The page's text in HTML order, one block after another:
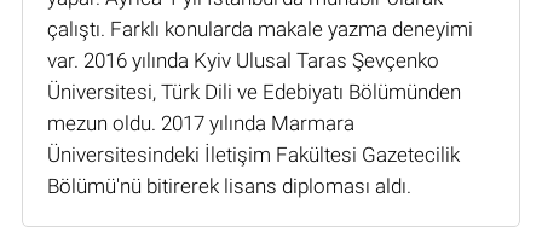
çalıştı. Farklı konularda makale yazma deneyimi
var. 2016 yılında Kyiv Ulusal Taras Şevçenko
Üniversitesi, Türk Dili ve Edebiyatı Bölümünden
mezun oldu. 2017 yılında Marmara
Üniversitesindeki İletişim Fakültesi Gazetecilik
Bölümü'nü bitirerek lisans diploması aldı.